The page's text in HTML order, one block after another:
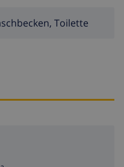
Toilette